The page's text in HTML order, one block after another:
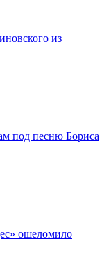
из
под песню Бориса
ошеломило